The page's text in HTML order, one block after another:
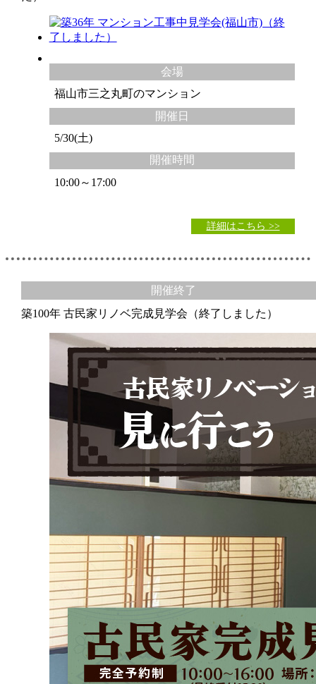
会場
福山市三之丸町のマンション
開催日
5/30(土)
開催時間
10:00～17:00
詳細はこちら >>
開催終了
築100年 古民家リノベ完成見学会（終了しました）